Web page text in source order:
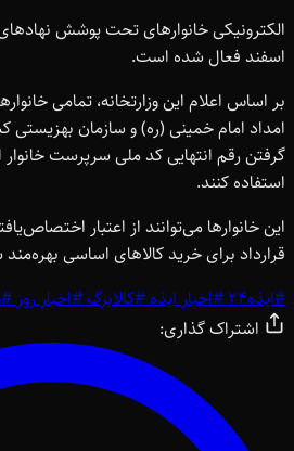
اسفند فعال شده است.
بر اساس اعلام این وزارتخانه، تمامی
امداد امام خمینی (ره) و سازمان بهزیستی
گرفتن رقم انتهایی کد ملی سرپرست خانوار
استفاده کنند.
این خانوارها می‌توانند از اعتبار
قرارداد برای خرید کالاهای اساسی
#ایذه24 #اخبار ایذه#کالابرگ#اخبار روز#
اشتراک گذاری: